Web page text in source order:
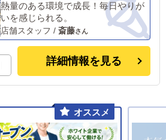
熱量のある環境で成長！毎日やりが
いを感じられる。
店舗スタッフ / 斎藤
詳細情報を見る